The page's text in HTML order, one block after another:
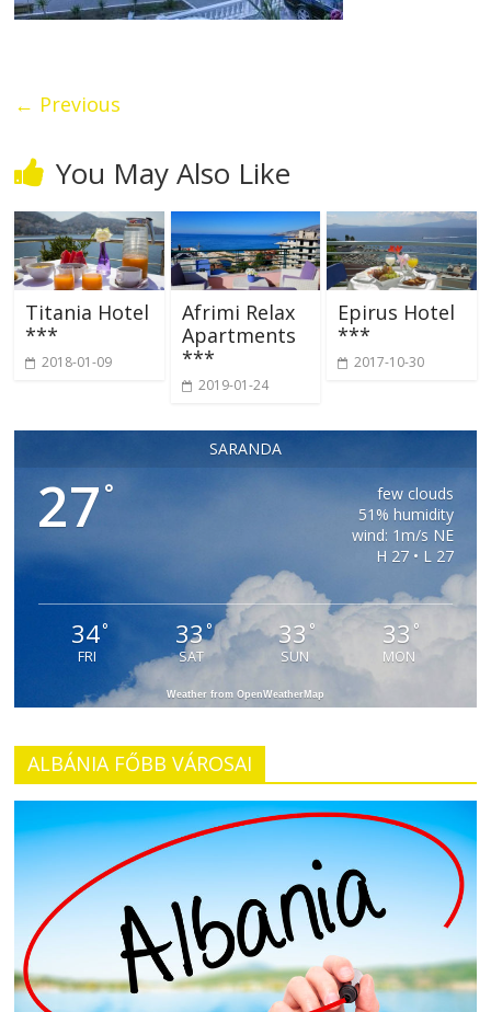
← Previous
You May Also Like
Titania Hotel
***
2018-01-09
Afrimi Relax
Apartments
***
2019-01-24
Epirus Hotel
***
2017-10-30
SARANDA
27 °
few clouds
51% humidity
wind: 1m/s NE
H 27 • L 27
34°
FRI
33°
SAT
33 °
SUN
33 °
MON
Weather from OpenWeatherMap
ALBÁNIA FŐBB VÁROSAI